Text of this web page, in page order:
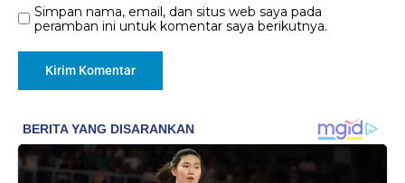
Simpan nama, email, dan situs web saya pada
peramban ini untuk komentar saya berikutnya.